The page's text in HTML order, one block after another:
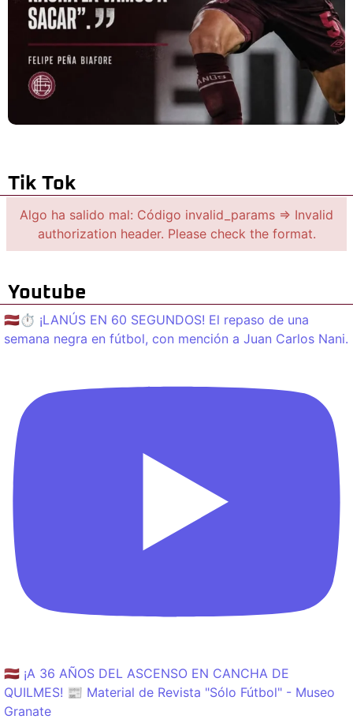
Tik Tok
Algo ha salido mal: Código invalid_params => Invalid
authorization header. Please check the format.
Youtube
🇱🇻⏱️ ¡LANÚS EN 60 SEGUNDOS! El repaso de una
semana negra en fútbol, con mención a Juan Carlos Nani.
🇱🇻 ¡A 36 AÑOS DEL ASCENSO EN CANCHA DE
QUILMES! 📰 Material de Revista "Sólo Fútbol" - Museo
Granate